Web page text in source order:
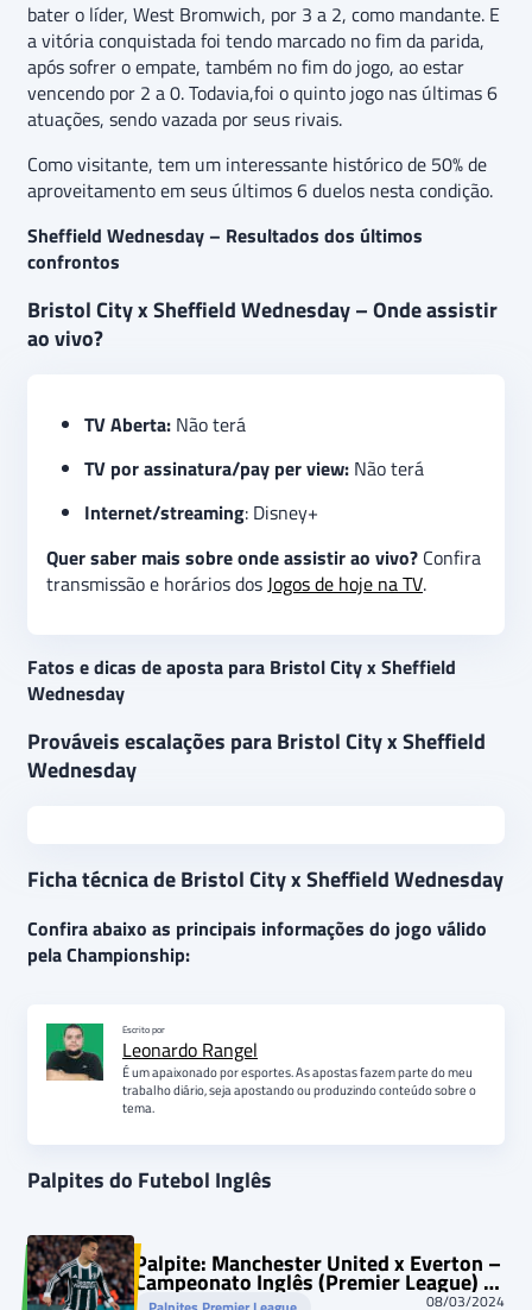
bater o líder, West Bromwich, por 3 a 2, como mandante. E
a vitória conquistada foi tendo marcado no fim da parida,
após sofrer o empate, também no fim do jogo, ao estar
vencendo por 2 a 0. Todavia,foi o quinto jogo nas últimas 6
atuações, sendo vazada por seus rivais.
Como visitante, tem um interessante histórico de 50% de
aproveitamento em seus últimos 6 duelos nesta condição.
Sheffield Wednesday – Resultados dos últimos
confrontos
Bristol City x Sheffield Wednesday – Onde assistir
ao vivo?
TV Aberta: Não terá
TV por assinatura/pay per view: Não terá
Internet/streaming: Disney+
Quer saber mais sobre onde assistir ao vivo? Confira
transmissão e horários dosJogos de hoje na TV.
Fatos e dicas de aposta para Bristol City x Sheffield
Wednesday
Prováveis escalações para Bristol City x Sheffield
Wednesday
Ficha técnica de Bristol City x Sheffield Wednesday
Confira abaixo as principais informações do jogo válido
pela Championship:
Escrito por
Leonardo Rangel
É um apaixonado por esportes. As apostas fazem parte do meu
trabalho diário, seja apostando ou produzindo conteúdo sobre o
tema.
Palpites do Futebol Inglês
Palpite: Manchester United x Everton –
Campeonato Inglês (Premier League) –
09/03/2024 08/03/2024